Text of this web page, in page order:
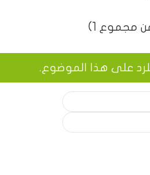
مجموع 1)
على هذا الموضوع.